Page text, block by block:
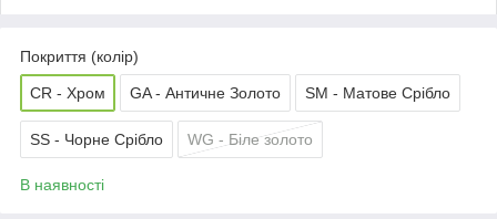
Покриття (колір)
CR - Хром GA - Античне Золото SM - Матове Срібло
SS - Чорне Срібло WG - Біле золото
В наявності